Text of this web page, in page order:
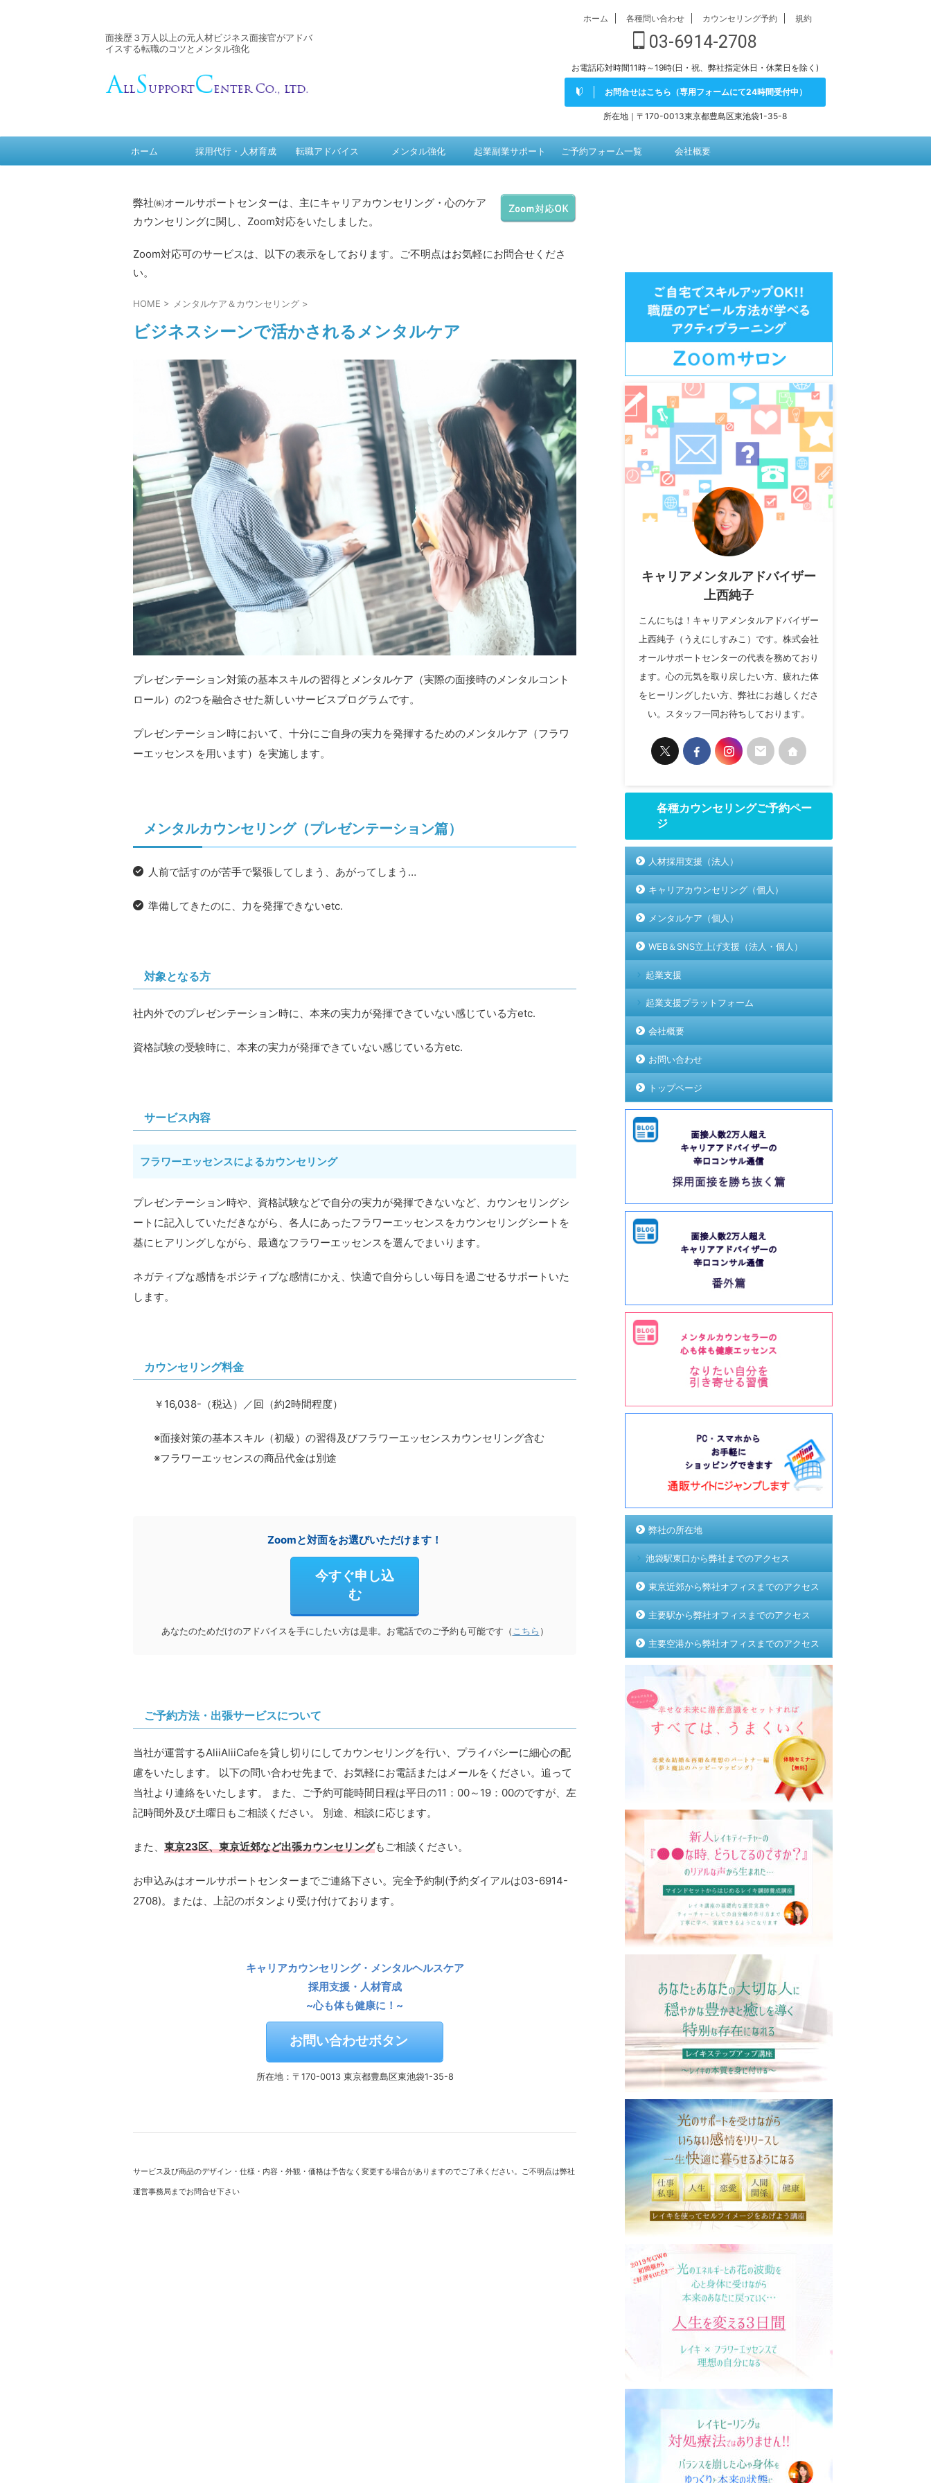
面接歴３万人以上の元人材ビジネス面接官がアドバ
イスする転職のコツとメンタル強化
ホーム 各種問い合わせ カウンセリング予約 規約
03-6914-2708
お電話応対時間11時～19時(日・祝、弊社指定休日・休業日を除く)
お問合せはこちら（専用フォームにて24時間受付中）
所在地｜〒170-0013東京都豊島区東池袋1-35-8
ホーム 採用代行・人材育成 転職アドバイス メンタル強化 起業副業サポート ご予約フォーム一覧 会社概要
弊社㈱オールサポートセンターは、主にキャリアカウンセリング・心のケア
カウンセリングに関し、Zoom対応をいたしました。
Zoom対応可のサービスは、以下の表示をしております。ご不明点はお気軽にお問合せくださ
い。
HOME > メンタルケア＆カウンセリング >
ビジネスシーンで活かされるメンタルケア
プレゼンテーション対策の基本スキルの習得とメンタルケア（実際の面接時のメンタルコント
ロール）の2つを融合させた新しいサービスプログラムです。
プレゼンテーション時において、十分にご自身の実力を発揮するためのメンタルケア（フラワ
ーエッセンスを用います）を実施します。
メンタルカウンセリング（プレゼンテーション篇）
人前で話すのが苦手で緊張してしまう、あがってしまう…
準備してきたのに、力を発揮できないetc.
対象となる方
社内外でのプレゼンテーション時に、本来の実力が発揮できていない感じている方etc.
資格試験の受験時に、本来の実力が発揮できていない感じている方etc.
サービス内容
フラワーエッセンスによるカウンセリング
プレゼンテーション時や、資格試験などで自分の実力が発揮できないなど、カウンセリングシ
ートに記入していただきながら、各人にあったフラワーエッセンスをカウンセリングシートを
基にヒアリングしながら、最適なフラワーエッセンスを選んでまいります。
ネガティブな感情をポジティブな感情にかえ、快適で自分らしい毎日を過ごせるサポートいた
します。
カウンセリング料金
￥16,038-（税込）／回（約2時間程度）
※面接対策の基本スキル（初級）の習得及びフラワーエッセンスカウンセリング含む
※フラワーエッセンスの商品代金は別途
Zoomと対面をお選びいただけます！
今すぐ申し込
む
あなたのためだけのアドバイスを手にしたい方は是非。お電話でのご予約も可能です（ こちら ）
ご予約方法・出張サービスについて
当社が運営するAliiAliiCafeを貸し切りにしてカウンセリングを行い、プライバシーに細心の配
慮をいたします。 以下の問い合わせ先まで、お気軽にお電話またはメールをください。追って
当社より連絡をいたします。 また、ご予約可能時間日程は平日の11：00～19：00のですが、左
記時間外及び土曜日もご相談ください。 別途、相談に応じます。
また、 東京23区、東京近郊など出張カウンセリングもご相談ください。
お申込みはオールサポートセンターまでご連絡下さい。完全予約制(予約ダイアルは03-6914-
2708)。または、上記のボタンより受け付けております。
キャリアカウンセリング・メンタルヘルスケア
採用支援・人材育成
~心も体も健康に！~
お問い合わせボタン
所在地：〒170-0013 東京都豊島区東池袋1-35-8
サービス及び商品のデザイン・仕様・内容・外観・価格は予告なく変更する場合がありますのでご了承ください。ご不明点は弊社
運営事務局までお問合せ下さい
キャリアメンタルアドバイザー
上西純子
こんにちは！キャリアメンタルアドバイザー
上西純子（うえにしすみこ）です。株式会社
オールサポートセンターの代表を務めており
ます。心の元気を取り戻したい方、疲れた体
をヒーリングしたい方、弊社にお越しくださ
い。スタッフ一同お待ちしております。
各種カウンセリングご予約ペー
ジ
人材採用支援（法人）
キャリアカウンセリング（個人）
メンタルケア（個人）
WEB＆SNS立上げ支援（法人・個人）
起業支援
起業支援プラットフォーム
会社概要
お問い合わせ
トップページ
弊社の所在地
池袋駅東口から弊社までのアクセス
東京近郊から弊社オフィスまでのアクセス
主要駅から弊社オフィスまでのアクセス
主要空港から弊社オフィスまでのアクセス